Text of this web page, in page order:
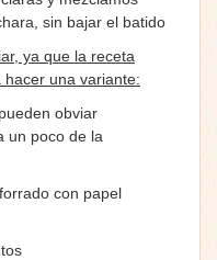
sin bajar el batido
ya que la receta
una variante:
obviar
un poco de la
con papel